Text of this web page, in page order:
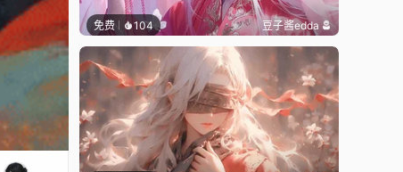
免费 104 豆子酱edda